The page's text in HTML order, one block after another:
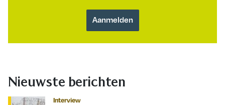
Nieuwste berichten
Interview